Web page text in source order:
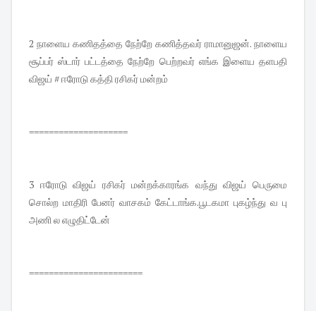
2 நாளைய கணிதத்தை நேற்றே கணித்தவர் ராமானுஜன். நாளைய
சூப்பர் ஸ்டார் பட்டத்தை நேற்றே பெற்றவர் எங்க இளைய தளபதி
விஜய் # ஈரோடு கத்தி ரசிகர் மன்றம்
====================
3 ஈரோடு விஜய் ரசிகர் மன்றக்காரங்க வந்து விஜய் பெருமை
சொல்ற மாதிரி பேனர் வாசகம் கேட்டாங்க.பூடகமா புகழ்ந்து வ பு
அணி ல எழுதிட்டேன்
=======================